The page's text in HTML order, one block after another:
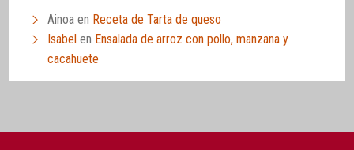
Ainoa en Receta de Tarta de queso
Isabel en Ensalada de arroz con pollo, manzana y
cacahuete